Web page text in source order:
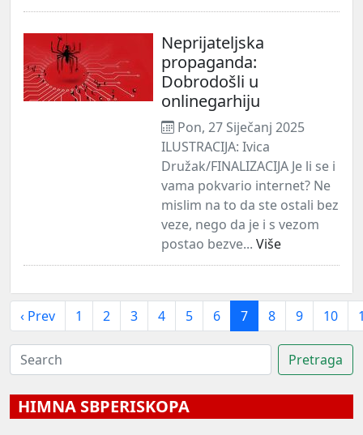
Neprijateljska
propaganda:
Dobrodošli u
onlinegarhiju
Pon, 27 Siječanj 2025
ILUSTRACIJA: Ivica
Družak/FINALIZACIJA Je li se i
vama pokvario internet? Ne
mislim na to da ste ostali bez
veze, nego da je i s vezom
postao bezve... Više
‹ Prev 1 2 3 4 5 6 7 8 9 10
HIMNA SBPERISKOPA